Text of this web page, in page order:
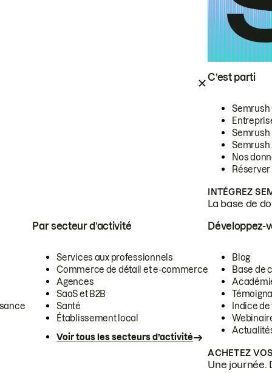
C’est parti
Semrush
Semrush
Semrush
Nos
INTÉGREZ
La base de
Par secteur d’activité
Services aux professionnels
Commerce de détail et e-commerce
Agences
SaaS et B2B
Santé
Établissement local
Voir tous les secteurs d’activité
Développez-
Blog
Base de
Indice
ACHETEZ
Une journée.